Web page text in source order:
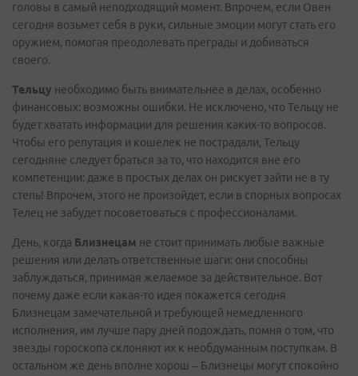
головы в самый неподходящий момент. Впрочем, если Овен
сегодня возьмет себя в руки, сильные эмоции могут стать его
оружием, помогая преодолевать преграды и добиваться
своего.
Тельцу необходимо быть внимательнее в делах, особенно
финансовых: возможны ошибки. Не исключено, что Тельцу не
будет хватать информации для решения каких-то вопросов.
Чтобы его репутация и кошелек не пострадали, Тельцу
сегодняне следует браться за то, что находится вне его
компетенции: даже в простых делах он рискует зайти не в ту
степь! Впрочем, этого не произойдет, если в спорных вопросах
Телец не забудет посоветоваться с профессионалами.
День, когда Близнецам не стоит принимать любые важные
решения или делать ответственные шаги: они способны
заблуждаться, принимая желаемое за действительное. Вот
почему даже если какая-то идея покажется сегодня
Близнецам замечательной и требующей немедленного
исполнения, им лучше пару дней подождать, помня о том, что
звезды гороскопа склоняют их к необдуманным поступкам. В
остальном же день вполне хорош – Близнецы могут спокойно